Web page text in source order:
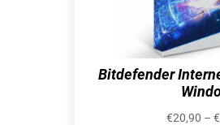
Bitdefender
€20,90 –€